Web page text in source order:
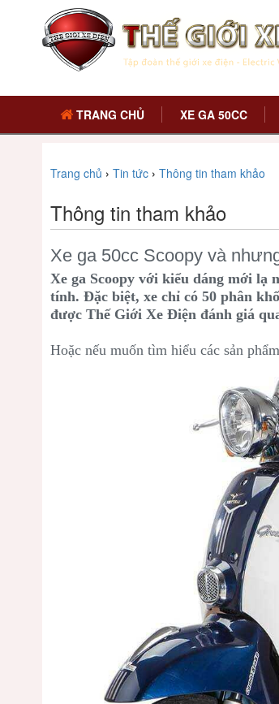
TRANG CHỦ XE GA 50CC
Trang chủ › Tin tức › Thông tin tham khảo
Thông tin tham khảo
Xe ga 50cc Scoopy và
Xe ga Scoopy với kiểu dáng mới lạ
tính. Đặc biệt, xe chỉ có 50 phân
được Thế Giới Xe Điện đánh giá
Hoặc nếu muốn tìm hiểu các sản